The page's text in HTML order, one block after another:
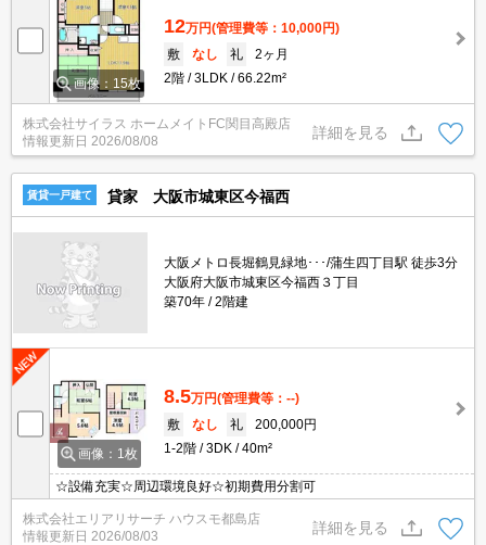
画像：15枚
12万円(管理費等：10,000円)
敷
なし 礼
2ヶ月
2階
3LDK 66.22m²
株式会社サイラス ホームメイトFC関目高殿店
情報更新日 2026/08/08
詳細を見る
賃貸一戸建て 貸家 大阪市城東区今福西
大阪メトロ長堀鶴見緑地･･･/蒲生四丁目駅 徒歩3分
大阪府大阪市城東区今福西３丁目
築70年
2階建
画像：1枚
8.5万円(管理費等：--)
敷
なし 礼
200,000円
1-2階
3DK 40m²
☆設備充実☆周辺環境良好☆初期費用分割可
株式会社エリアリサーチ ハウスモ都島店
情報更新日 2026/08/03
詳細を見る